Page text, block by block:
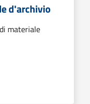
d'archivio
materiale